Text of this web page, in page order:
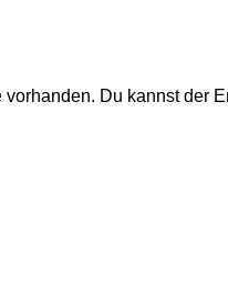
Du kannst der